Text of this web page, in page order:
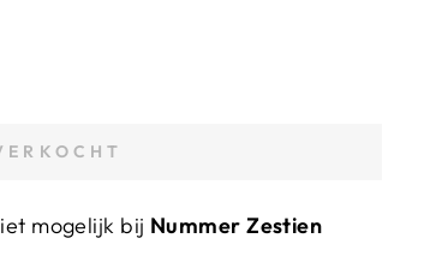
mogelijk bij Nummer Zestien